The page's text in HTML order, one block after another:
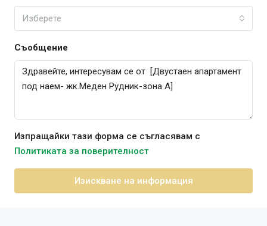
Изберете
Съобщение
Изпращайки тази форма се съгласявам с
Политиката за поверителност
Изискване на информация